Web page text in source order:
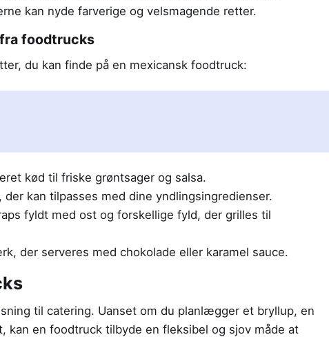
kan nyde farverige og velsmagende retter.
foodtrucks
du kan finde på en mexicansk foodtruck:
kød til friske grøntsager og salsa.
kan tilpasses med dine yndlingsingredienser.
fyldt med ost og forskellige fyld, der grilles til
der serveres med chokolade eller karamel sauce.
til catering. Uanset om du planlægger et bryllup, en
kan en foodtruck tilbyde en fleksibel og sjov måde at